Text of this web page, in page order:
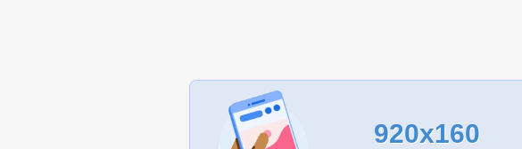
عرض الكل
920x160